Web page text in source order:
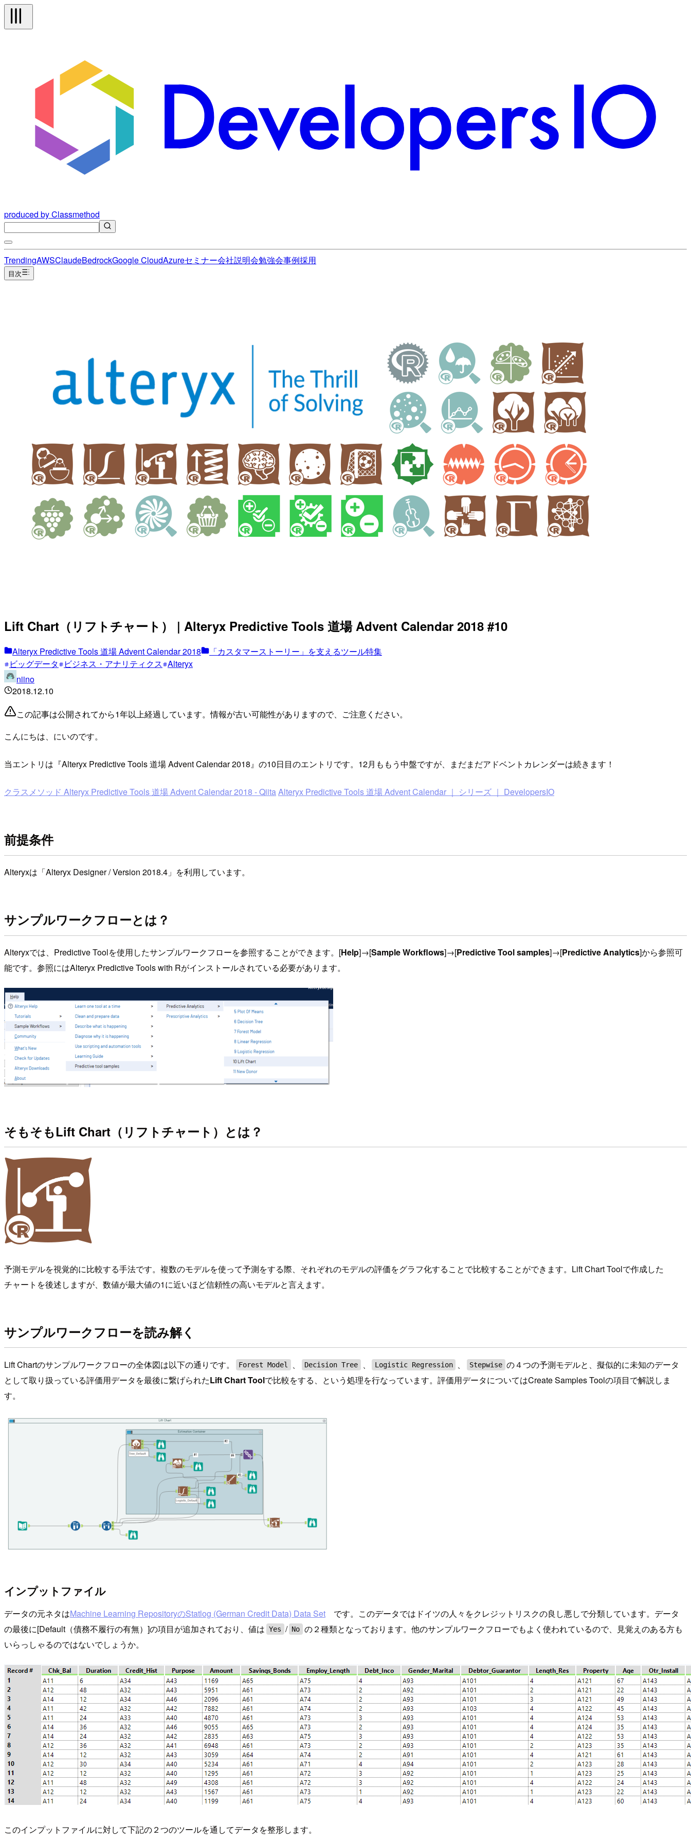
produced by Classmethod
TrendingAWSClaudeBedrockGoogle CloudAzureセミナー会社説明会勉強会事例採用
目次
Lift Chart（リフトチャート） | Alteryx Predictive Tools 道場 Advent Calendar 2018 #10
Alteryx Predictive Tools 道場 Advent Calendar 2018
「カスタマーストーリー」を支えるツール特集
ビッグデータ
ビジネス・アナリティクス Alteryx
niino
2018.12.10
この記事は公開されてから1年以上経過しています。情報が古い可能性がありますので、ご注意ください。
こんにちは、にいのです。
当エントリは『Alteryx Predictive Tools 道場 Advent Calendar 2018』の10日目のエントリです。12月ももう中盤ですが、まだまだアドベントカレンダーは続きます！
クラスメソッド Alteryx Predictive Tools 道場 Advent Calendar 2018 - QiitaAlteryx Predictive Tools 道場 Advent Calendar ｜ シリーズ ｜ DevelopersIO
前提条件
Alteryxは「Alteryx Designer / Version 2018.4」を利用しています。
サンプルワークフローとは？
Alteryxでは、Predictive Toolを使用したサンプルワークフローを参照することができます。[Help]→[Sample Workflows]→[Predictive Tool samples]→[Predictive Analytics]から参照可
能です。参照にはAlteryx Predictive Tools with Rがインストールされている必要があります。
そもそもLift Chart（リフトチャート）とは？
予測モデルを視覚的に比較する手法です。複数のモデルを使って予測をする際、それぞれのモデルの評価をグラフ化することで比較することができます。Lift Chart Toolで作成した
チャートを後述しますが、数値が最大値の1に近いほど信頼性の高いモデルと言えます。
サンプルワークフローを読み解く
Lift Chartのサンプルワークフローの全体図は以下の通りです。 Forest Model 、 Decision Tree 、 Logistic Regression 、 Stepwise の４つの予測モデルと、擬似的に未知のデータ
として取り扱っている評価用データを最後に繋げられたLift Chart Toolで比較をする、という処理を行なっています。評価用データについてはCreate Samples Toolの項目で解説しま
す。
インプットファイル
データの元ネタはMachine Learning RepositoryのStatlog (German Credit Data) Data Set です。このデータではドイツの人々をクレジットリスクの良し悪しで分類しています。データ
の最後に[Default（債務不履行の有無）]の項目が追加されており、値は Yes / No の２種類となっております。他のサンプルワークフローでもよく使われているので、見覚えのある方も
いらっしゃるのではないでしょうか。
このインプットファイルに対して下記の２つのツールを通してデータを整形します。